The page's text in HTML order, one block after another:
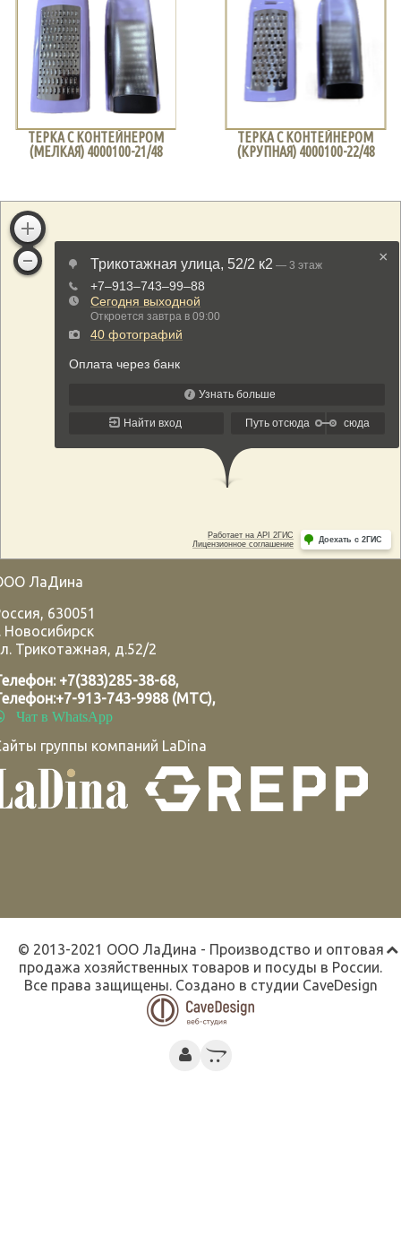
ТЕРКА С КОНТЕЙНЕРОМ
(МЕЛКАЯ) 4000100-21/48
ТЕРКА С КОНТЕЙНЕРОМ
(КРУПНАЯ) 4000100-22/48
ЛаДина
630051
Новосибирск
Трикотажная, д.52/2
+7(383)285-38-68,
+7-913-743-9988 (МТС),
Чат в WhatsApp
группы компаний LaDina
© 2013-2021 ООО ЛаДина - Производство и оптовая
продажа хозяйственных товаров и посуды в России.
Все права защищены. Создано в студии CaveDesign